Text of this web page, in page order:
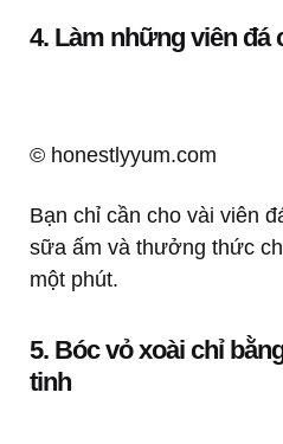
4. Làm những viên đá
© honestlyyum.com
Bạn chỉ cần cho vài viên
sữa ấm và thưởng thức
một phút.
5. Bóc vỏ xoài chỉ
tinh